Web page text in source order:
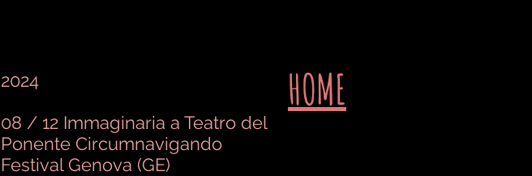
2024
08 / 12 Immaginaria a Teatro del
Ponente Circumnavigando
Festival Genova (GE)
HOME